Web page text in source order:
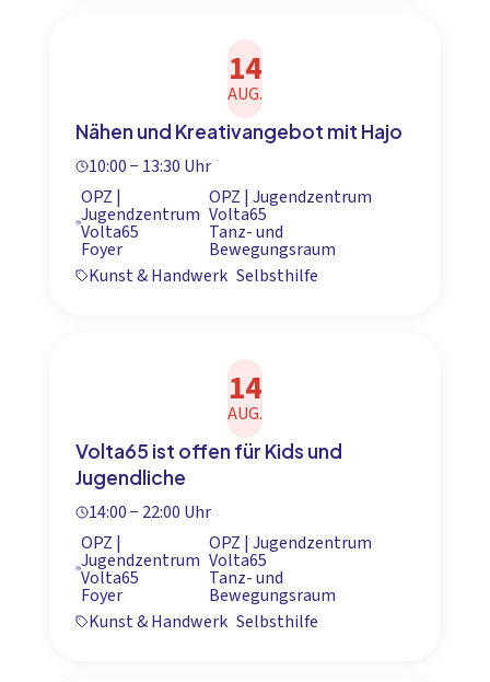
14
AUG.
Nähen und Kreativangebot mit Hajo
10:00 − 13:30 Uhr
OPZ |
Jugendzentrum
Volta65
Foyer
OPZ | Jugendzentrum
Volta65
Tanz- und
Bewegungsraum
Kunst & Handwerk Selbsthilfe
14
AUG.
Volta65 ist offen für Kids und
Jugendliche
14:00 − 22:00 Uhr
OPZ |
Jugendzentrum
Volta65
Foyer
OPZ | Jugendzentrum
Volta65
Tanz- und
Bewegungsraum
Kunst & Handwerk Selbsthilfe